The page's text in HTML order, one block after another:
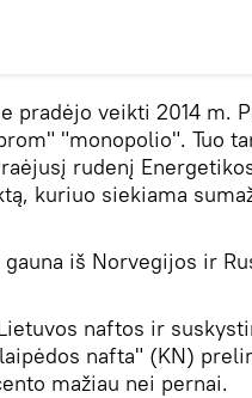
pradėjo veikti 2014 m.
"monopolio". Tuo
rudenį
kuriuo siekiama
gauna iš Norvegijos ir
naftos ir
nafta" (KN)
mažiau nei pernai.